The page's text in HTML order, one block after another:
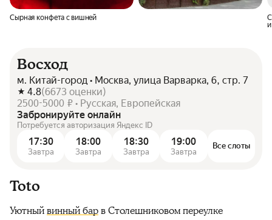
Сырная конфета с вишней
Восход
м. Китай-город • Москва, улица Варварка, 6, стр. 7
4.8(6673 оценки)
2500-5000 ₽ • Русская, Европейская
Забронируйте онлайн
Потребуется авторизация Яндекс ID
17:30
Завтра
18:00
Завтра
18:30
Завтра
19:00
Завтра
Все слоты
Toto
Уютныйвинный барв Столешниковом переулке